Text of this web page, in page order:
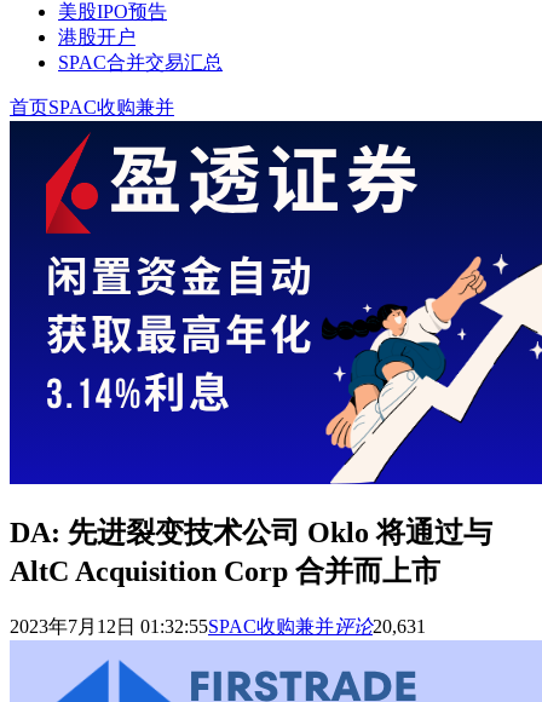
美股IPO预告
港股开户
SPAC合并交易汇总
首页SPAC收购兼并
DA: 先进裂变技术公司 Oklo 将通过与
AltC Acquisition Corp 合并而上市
2023年7月12日 01:32:55SPAC收购兼并评论20,631